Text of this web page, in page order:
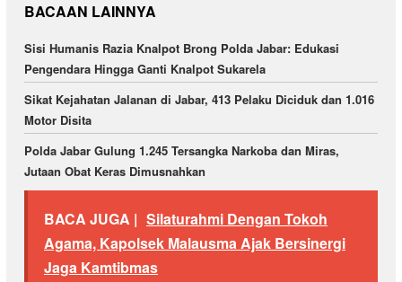
BACAAN LAINNYA
Sisi Humanis Razia Knalpot Brong Polda Jabar: Edukasi
Pengendara Hingga Ganti Knalpot Sukarela
Sikat Kejahatan Jalanan di Jabar, 413 Pelaku Diciduk dan 1.016
Motor Disita
Polda Jabar Gulung 1.245 Tersangka Narkoba dan Miras,
Jutaan Obat Keras Dimusnahkan
BACA JUGA | Silaturahmi Dengan Tokoh
Agama, Kapolsek Malausma Ajak Bersinergi
Jaga Kamtibmas